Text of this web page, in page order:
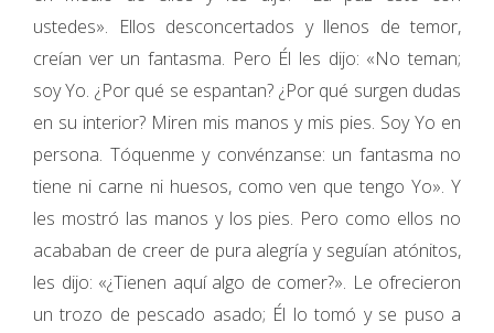
ustedes». Ellos desconcertados y llenos de temor,
creían ver un fantasma. Pero Él les dijo: «No teman;
soy Yo. ¿Por qué se espantan? ¿Por qué surgen dudas
en su interior? Miren mis manos y mis pies. Soy Yo en
persona. Tóquenme y convénzanse: un fantasma no
tiene ni carne ni huesos, como ven que tengo Yo». Y
les mostró las manos y los pies. Pero como ellos no
acababan de creer de pura alegría y seguían atónitos,
les dijo: «¿Tienen aquí algo de comer?». Le ofrecieron
un trozo de pescado asado; Él lo tomó y se puso a